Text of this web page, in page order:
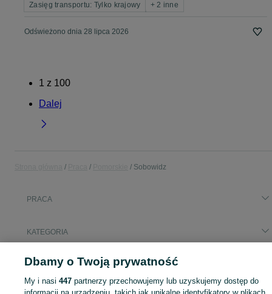
Zasięg transportu: Tylko krajowy
+ 2 inne
Odświeżono dnia 28 lipca 2026
1 z 100
Dalej
Sobowidz
PRACA
KATEGORIA
Mapa kategorii
Dbamy o Twoją prywatność
My i nasi447 partnerzy przechowujemy lub uzyskujemy dostęp do